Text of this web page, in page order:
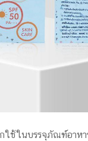
ใช้ในบรรจุภัณฑ์อาห